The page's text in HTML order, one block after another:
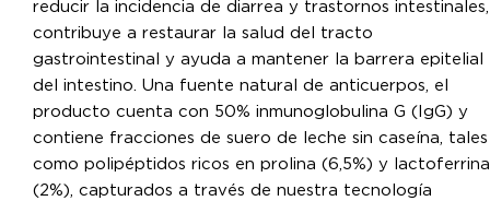
reducir la incidencia de diarrea y trastornos intestinales,
contribuye a restaurar la salud del tracto
gastrointestinal y ayuda a mantener la barrera epitelial
del intestino. Una fuente natural de anticuerpos, el
producto cuenta con 50% inmunoglobulina G (IgG) y
contiene fracciones de suero de leche sin caseína, tales
como polipéptidos ricos en prolina (6,5%) y lactoferrina
(2%), capturados a través de nuestra tecnología